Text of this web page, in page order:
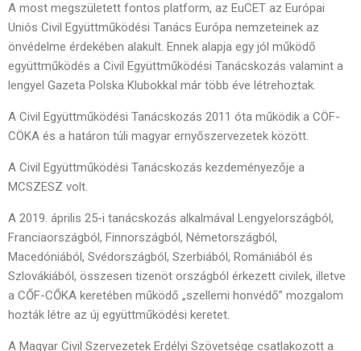
A most megszületett fontos platform, az EuCET az Európai
Uniós Civil Együttműködési Tanács Európa nemzeteinek az
önvédelme érdekében alakult. Ennek alapja egy jól működő
együttműködés a Civil Együttműködési Tanácskozás valamint a
lengyel Gazeta Polska Klubokkal már több éve létrehoztak.
A Civil Együttműködési Tanácskozás 2011 óta működik a CÖF-
CÖKA és a határon túli magyar ernyőszervezetek között.
A Civil Együttműködési Tanácskozás kezdeményezője a
MCSZESZ volt.
A 2019. április 25-i tanácskozás alkalmával Lengyelországból,
Franciaországból, Finnországból, Németországból,
Macedóniából, Svédországból, Szerbiából, Romániából és
Szlovákiából, összesen tizenöt országból érkezett civilek, illetve
a CŐF-CŐKA keretében működő „szellemi honvédő” mozgalom
hozták létre az új együttműködési keretet.
A Magyar Civil Szervezetek Erdélyi Szövetsége csatlakozott a